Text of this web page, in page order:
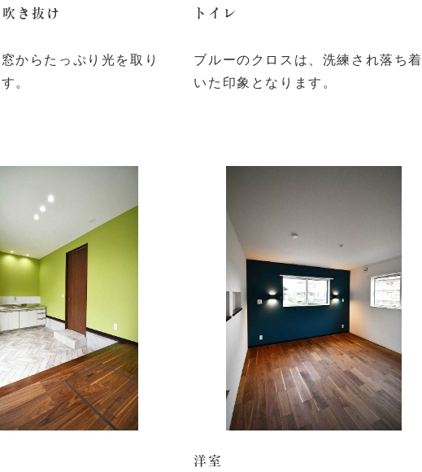
き抜け
からたっぷり光を取り
。
トイレ
ブルーのクロスは、洗練され落ち着
いた印象となります。
洋室